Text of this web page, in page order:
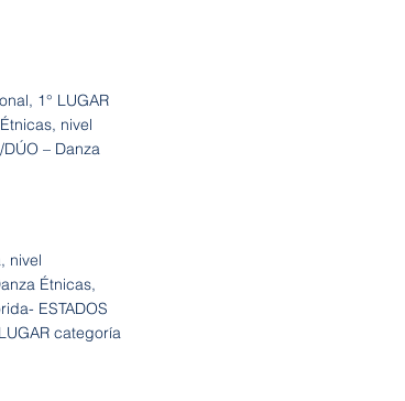
1° LUGAR
nivel
– Danza
nivel
Étnicas,
ESTADOS
categoría